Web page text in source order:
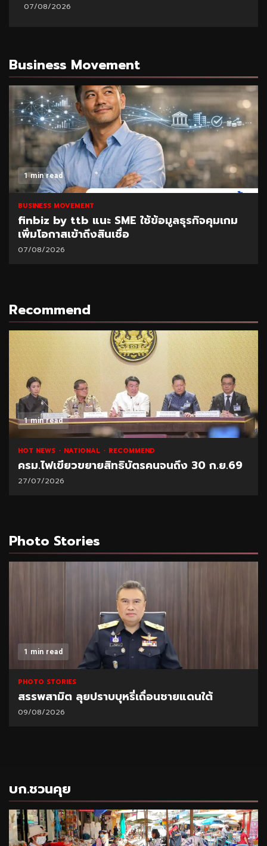
07/08/2026
Business Movement
1 min read
BUSINESS MOVEMENT
finbiz by ttb แนะ SME ใช้ข้อมูลธุรกิจคุมเกม
เพิ่มโอกาสเข้าถึงสินเชื่อ
07/08/2026
Recommend
1 min read
HOT NEWS NATIONAL RECOMMEND
ครม.ไฟเขียวขยายสิทธิบัตรคนจนถึง 30 ก.ย.69
27/07/2026
Photo Stories
1 min read
PHOTO STORIES
สรรพสามิต ลุยปราบบุหรี่เถื่อนชายแดนใต้
09/08/2026
บก.ชวนคุย